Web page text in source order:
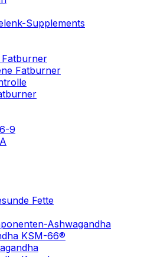
Supplements
Fatburner
Fatburner
9
Fette
Ashwagandha
KSM-66®